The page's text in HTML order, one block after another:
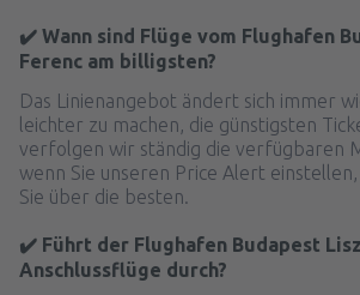
✔️ Wann sind Flüge vom Flughafen
Ferenc am billigsten?
Das Linienangebot ändert sich immer
leichter zu machen, die günstigsten
verfolgen wir ständig die verfügbaren
wenn Sie unseren Price Alert
Sie über die besten.
✔️ Führt der Flughafen Budapest
Anschlussflüge durch?